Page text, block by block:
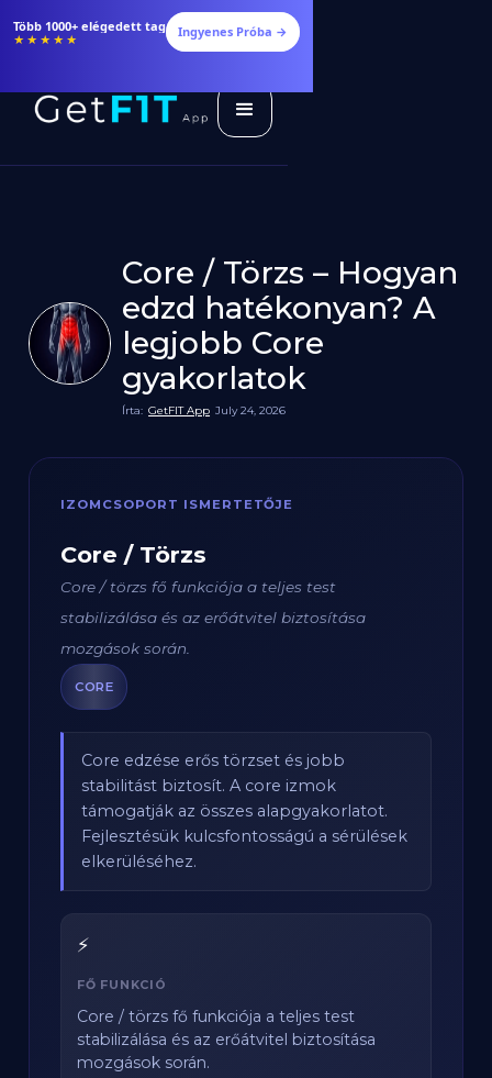
Több 1000+ elégedett tag
★★★★★ Ingyenes Próba →
Core / Törzs – Hogyan
edzd hatékonyan? A
legjobb Core
gyakorlatok
Írta: GetFIT App July 24, 2026
IZOMCSOPORT ISMERTETŐJE
Core / Törzs
Core / törzs fő funkciója a teljes test
stabilizálása és az erőátvitel biztosítása
mozgások során.
CORE
Core edzése erős törzset és jobb
stabilitást biztosít. A core izmok
támogatják az összes alapgyakorlatot.
Fejlesztésük kulcsfontosságú a sérülések
elkerüléséhez.
⚡
FŐ FUNKCIÓ
Core / törzs fő funkciója a teljes test
stabilizálása és az erőátvitel biztosítása
mozgások során.